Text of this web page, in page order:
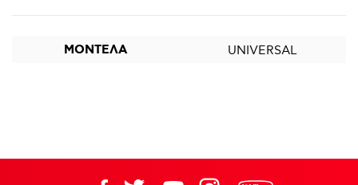
ΜΟΝΤΕΛΑ UNIVERSAL